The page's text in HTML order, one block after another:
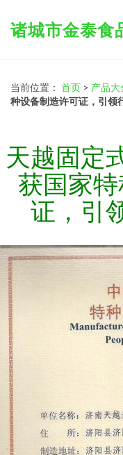
诸城市金泰食
当前位置： 首页 > 产品大
种设备制造许可证，引领
天越固定
获国家
证，引